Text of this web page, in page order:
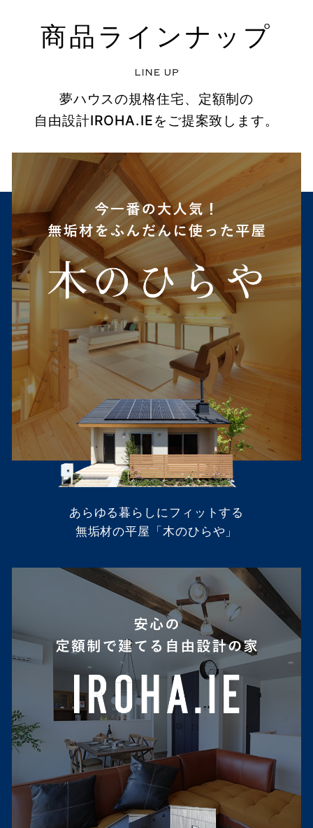
商品ラインナップ
夢ハウスの規格住宅、定額制の
自由設計IROHA.IEをご提案致します。
あらゆる暮らしにフィットする
無垢材の平屋「木のひらや」